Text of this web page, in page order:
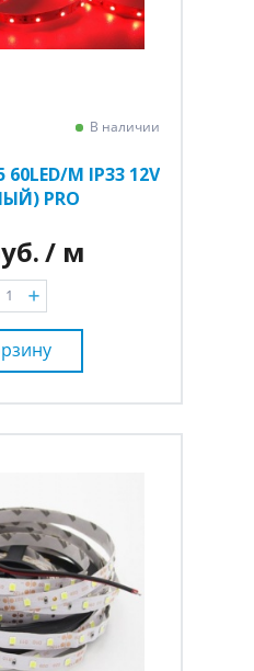
В наличии
M IP33 12V
PRO
/ м